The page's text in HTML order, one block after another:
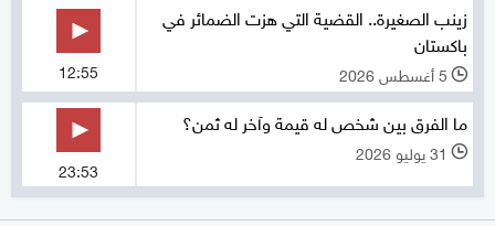
زينب الصغيرة.. القضية التي هزت الضمائر في
باكستان
l 5 أغسطس 2026 12:55
ما الفرق بين شخص له قيمة وآخر له ثمن؟
l 31 يوليو 2026
23:53